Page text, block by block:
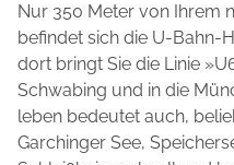
Nur 350 Meter von Ihrem
befindet sich die U-Bahn-
dort bringt Sie die Linie
Schwabing und in die
leben bedeutet auch,
Garchinger See,